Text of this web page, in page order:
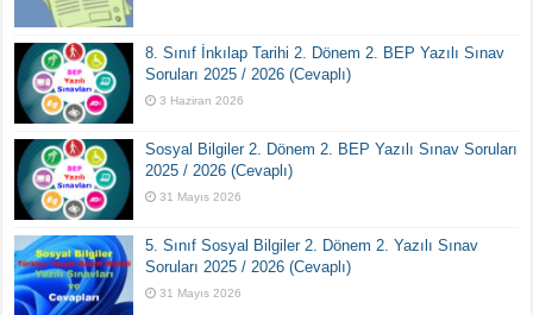
8. Sınıf İnkılap Tarihi 2. Dönem 2. BEP Yazılı Sınav
Soruları 2025 / 2026 (Cevaplı)
3 Haziran 2026
Sosyal Bilgiler 2. Dönem 2. BEP Yazılı Sınav Soruları
2025 / 2026 (Cevaplı)
31 Mayıs 2026
5. Sınıf Sosyal Bilgiler 2. Dönem 2. Yazılı Sınav
Soruları 2025 / 2026 (Cevaplı)
31 Mayıs 2026